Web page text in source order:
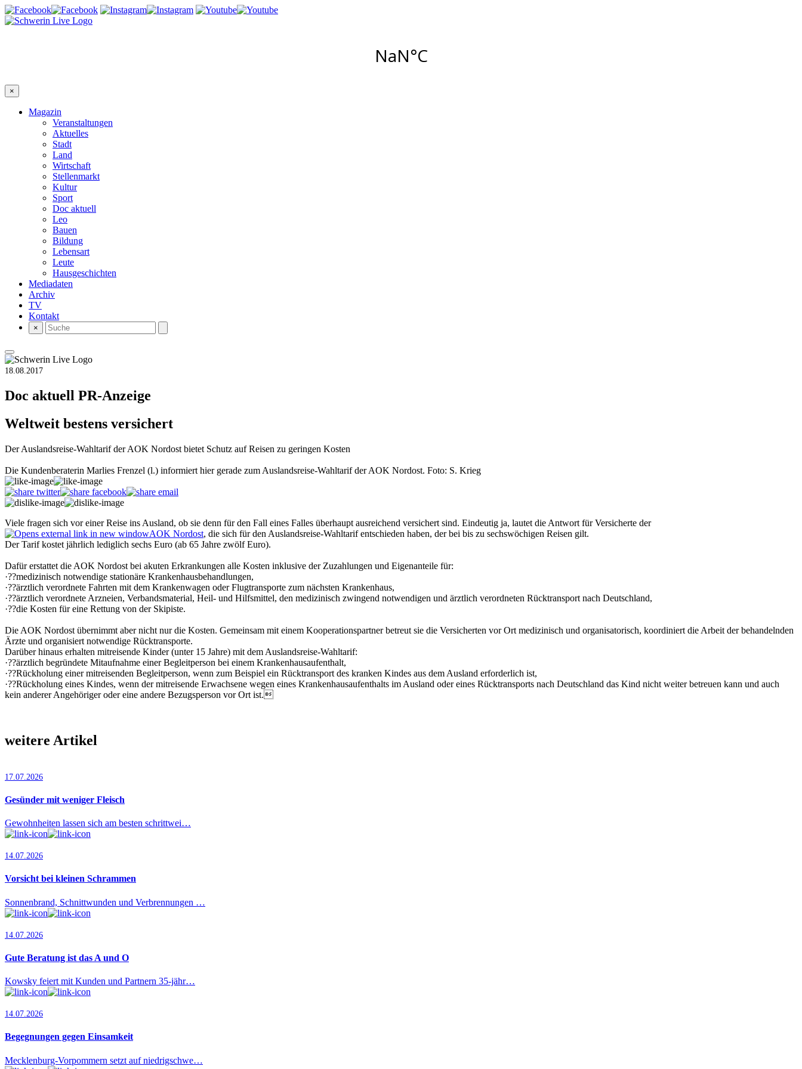
×
Magazin
Veranstaltungen
Aktuelles
Stadt
Land
Wirtschaft
Stellenmarkt
Kultur
Sport
Doc aktuell
Leo
Bauen
Bildung
Lebensart
Leute
Hausgeschichten
Mediadaten
Archiv
TV
Kontakt
×
18.08.2017
Doc aktuell PR-Anzeige
Weltweit bestens versichert
Der Auslandsreise-Wahltarif der AOK Nordost bietet Schutz auf Reisen zu geringen Kosten
Die Kundenberaterin Marlies Frenzel (l.) informiert hier gerade zum Auslandsreise-Wahltarif der AOK Nordost. Foto: S. Krieg
Viele fragen sich vor einer Reise ins Ausland, ob sie denn für den Fall eines Falles überhaupt ausreichend versichert sind. Eindeutig ja, lautet die Antwort für Versicherte der
AOK Nordost, die sich für den Auslandsreise-Wahltarif entschieden haben, der bei bis zu sechswöchigen Reisen gilt.
Der Tarif kostet jährlich lediglich sechs Euro (ab 65 Jahre zwölf Euro).
Dafür erstattet die AOK Nordost bei akuten Erkrankungen alle Kos­ten inklusive der Zuzahlungen und Eigenanteile für:
·??medizinisch notwendige stationäre Krankenhausbehandlungen,
·??ärztlich verordnete Fahrten mit dem Krankenwagen oder Flugtransporte zum nächsten Krankenhaus,
·??ärztlich verordnete Arzneien, Verbandsmaterial, Heil- und Hilfsmittel, den medizinisch zwingend notwendigen und ärztlich verordneten Rücktransport nach Deutschland,
·??die Kosten für eine Rettung von der Skipiste.
Die AOK Nordost übernimmt aber nicht nur die Kosten. Gemeinsam mit einem Kooperationspartner betreut sie die Versicherten vor Ort medizinisch und organisatorisch, koordiniert die Arbeit der behandelnden
Ärzte und organisiert notwendige Rücktransporte.
Darüber hinaus erhalten mitreisende Kinder (unter 15 Jahre) mit dem Auslandsreise-Wahltarif:
·??ärztlich begründete Mitaufnahme einer Begleitperson bei einem Krankenhausaufenthalt,
·??Rückholung einer mitreisenden Begleitperson, wenn zum Beispiel ein Rücktransport des kranken Kindes aus dem Ausland erforderlich ist,
·??Rückholung eines Kindes, wenn der mitreisende Erwachsene wegen eines Krankenhausaufenthalts im Ausland oder eines Rücktransports nach Deutschland das Kind nicht weiter betreuen kann und auch
kein anderer Angehöriger oder eine andere Bezugsperson vor Ort ist.
weitere Artikel
17.07.2026
Gesünder mit weniger Fleisch
Gewohnheiten lassen sich am besten schrittwei…
14.07.2026
Vorsicht bei kleinen Schrammen
Sonnenbrand, Schnittwunden und Verbrennungen …
14.07.2026
Gute Beratung ist das A und O
Kowsky feiert mit Kunden und Partnern 35-jähr…
14.07.2026
Begegnungen gegen Einsamkeit
Mecklenburg-Vorpommern setzt auf niedrigschwe…